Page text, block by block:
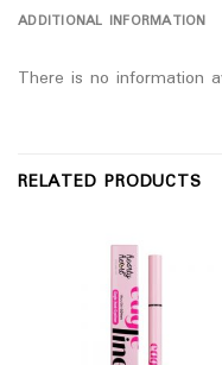
ADDITIONAL INFORMATION
There is no information
RELATED PRODUCTS